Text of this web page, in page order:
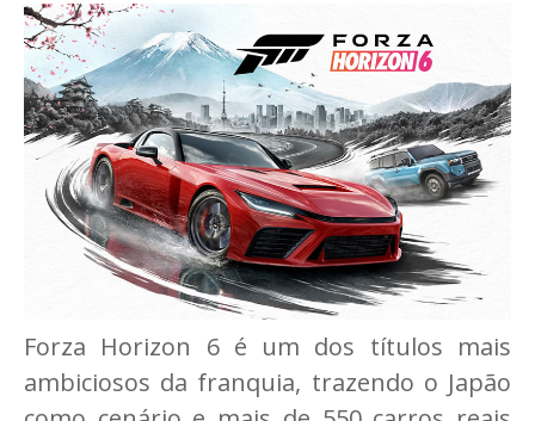
Forza Horizon 6 é um dos títulos mais
ambiciosos da franquia, trazendo o Japão